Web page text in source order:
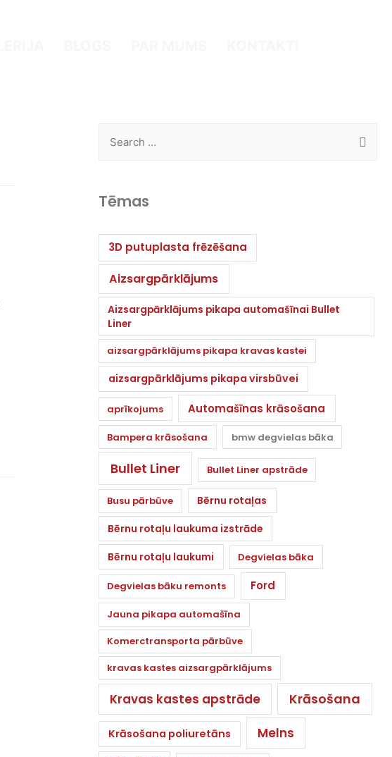
Tēmas
3D putuplasta frēzēšana
Aizsargpārklājums
Aizsargpārklājums pikapa automašīnai Bullet
Liner
aizsargpārklājums pikapa kravas kastei
aizsargpārklājums pikapa virsbūvei
aprīkojums Automašīnas krāsošana
Bampera krāsošana bmw degvielas bāka
Bullet Liner Bullet Liner apstrāde
Busu pārbūve
Bērnu rotaļas
Bērnu rotaļu laukuma izstrāde
Bērnu rotaļu laukumi
Degvielas bāka
Degvielas bāku remonts Ford
Jauna pikapa automašīna
Komerctransporta pārbūve
kravas kastes aizsargpārklājums
Kravas kastes apstrāde Krāsošana
Krāsošana poliuretāns Melns